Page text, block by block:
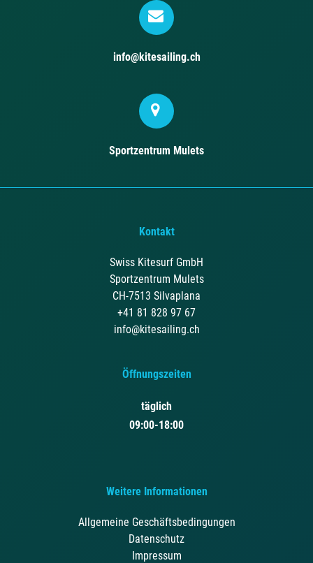
info@kitesailing.ch
Sportzentrum Mulets
Kontakt
Swiss Kitesurf GmbH
Sportzentrum Mulets
CH-7513 Silvaplana
+41 81 828 97 67
info@kitesailing.ch
Öffnungszeiten
täglich
09:00-18:00
Weitere Informationen
Allgemeine Geschäftsbedingungen
Datenschutz
Impressum